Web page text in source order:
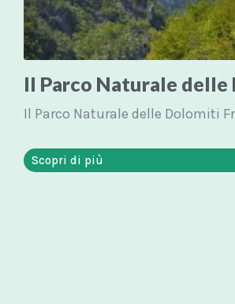
Il Parco Naturale
Scopri di più